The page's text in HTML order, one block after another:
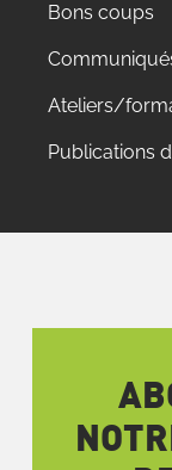
Bons coups
Ateliers/
Publications